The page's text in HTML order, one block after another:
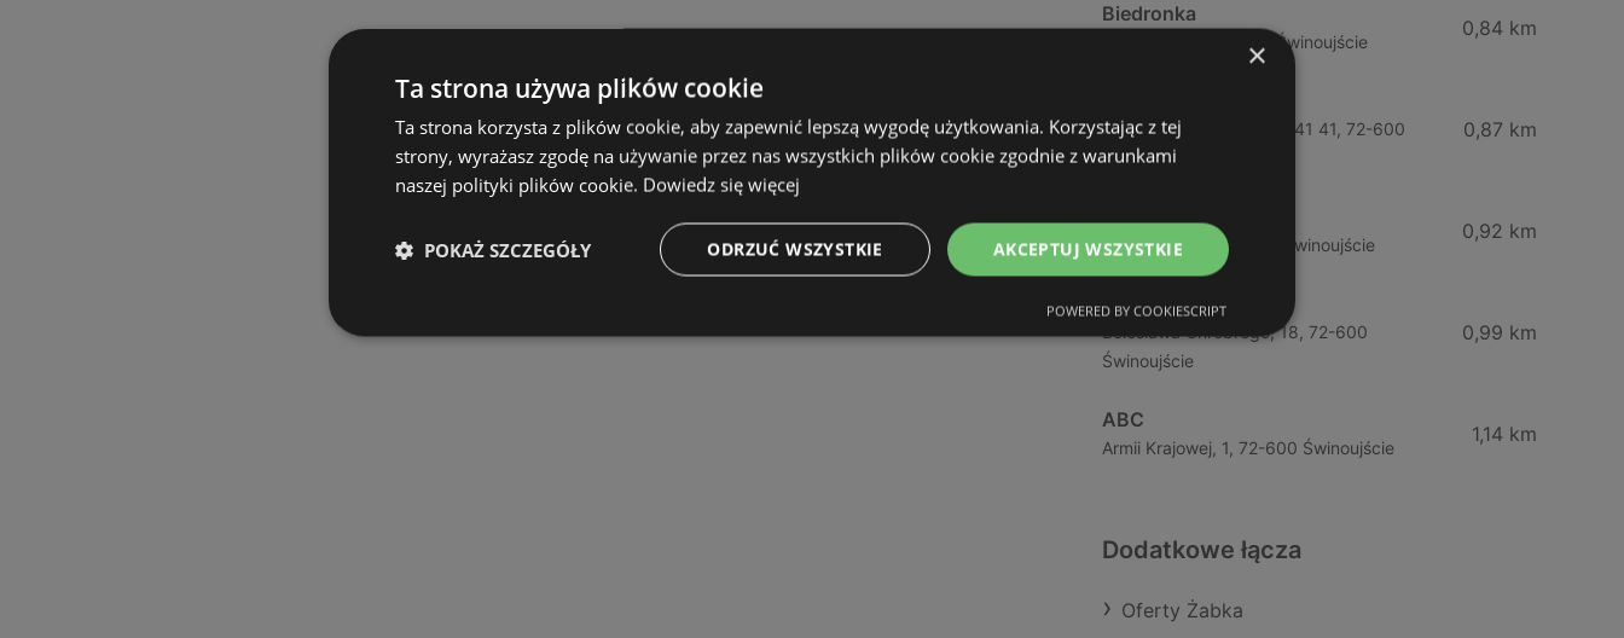
Biedronka
Chrobrego 9, 72-600 Świnoujście
0,84 km
Ul. Bohaterów Września 41 41, 72-600
Świnoujście
0,87 km
ABC
Barlickiego, 4, 72-600 Świnoujście
0,92 km
ABC
Bolesława Chrobrego, 18, 72-600
Świnoujście
0,99 km
ABC
Armii Krajowej, 1, 72-600 Świnoujście
1,14 km
Dodatkowe łącza
Oferty Żabka
×
Ta strona używa plików cookie
Ta strona korzysta z plików cookie, aby zapewnić lepszą wygodę użytkowania. Korzystając z tej
strony, wyrażasz zgodę na używanie przez nas wszystkich plików cookie zgodnie z warunkami
naszej polityki plików cookie. Dowiedz się więcej
AKCEPTUJ WSZYSTKIE
ODRZUĆ WSZYSTKIE
POKAŻ SZCZEGÓŁY
POWERED BY COOKIESCRIPT